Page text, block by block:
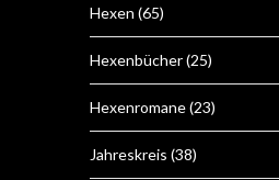
Hexen (65)
Hexenbücher(25)
Hexenromane(23)
Jahreskreis (38)